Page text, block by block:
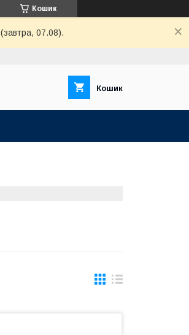
Кошик
07.08).
Кошик